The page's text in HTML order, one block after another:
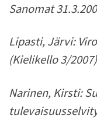
Sanomat
Lipasti, Järvi:
(Kielikello 3/2007)
Narinen, Kirsti: